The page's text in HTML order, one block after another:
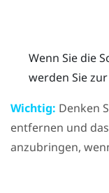
Wenn Sie die
werden Sie
Wichtig: Denken
entfernen und
anzubringen,